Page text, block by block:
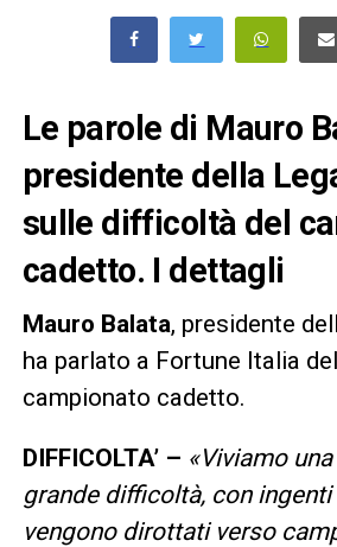
Le parole di Mauro
presidente della
sulle difficoltà del
cadetto. I dettagli
Mauro Balata, presidente
ha parlato a Fortune Italia
campionato cadetto.
DIFFICOLTA’ – «Viviamo
grande difficoltà, con
vengono dirottati verso